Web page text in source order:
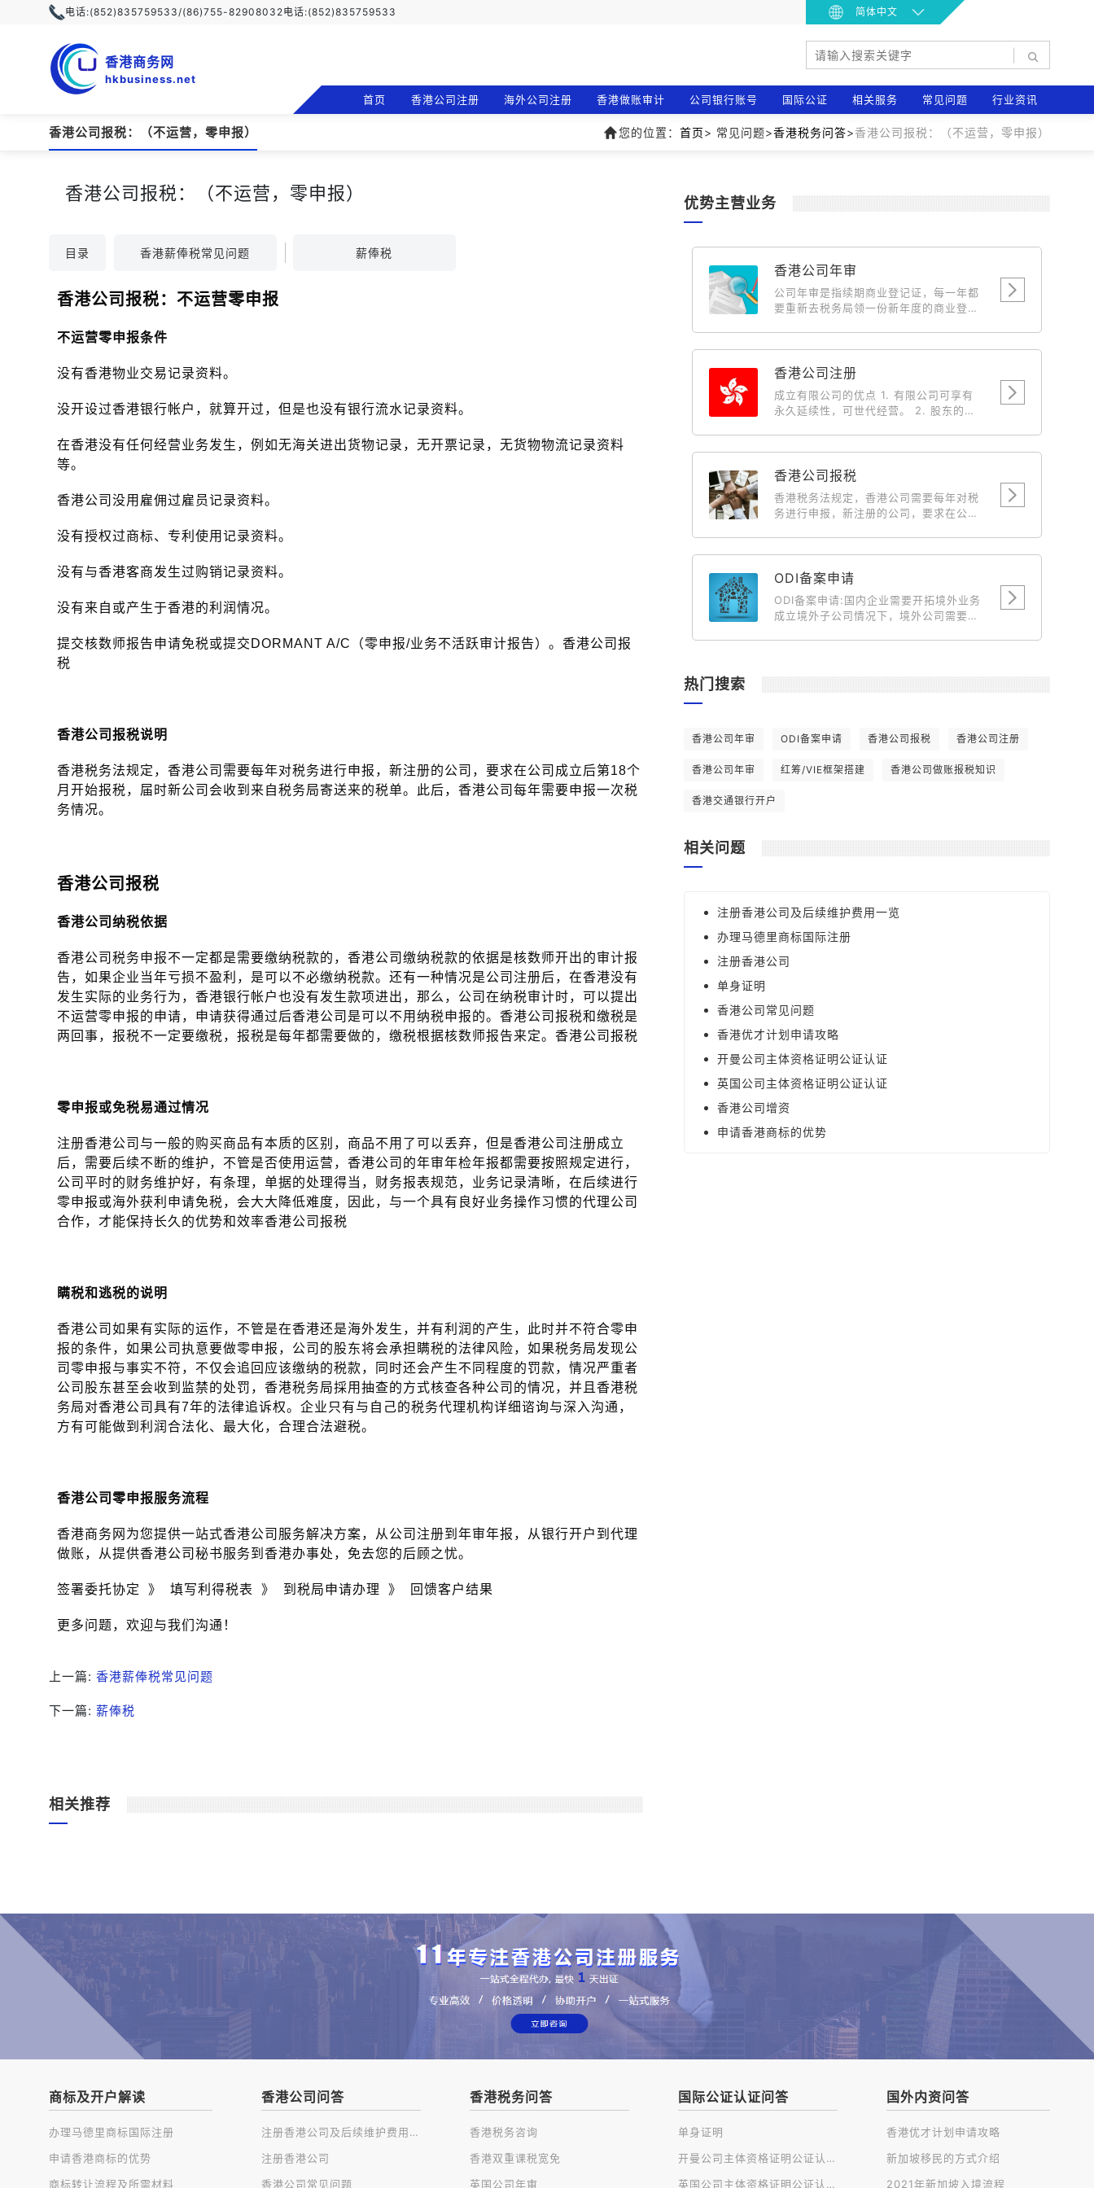
电话:(852)835759533/(86)755-82908032电话:(852)835759533 简体中文
香港商务网
hkbusiness.net
首页 香港公司注册 海外公司注册 香港做账审计 公司银行账号 国际公证 相关服务 常见问题 行业资讯
香港公司报税：（不运营，零申报） 您的位置： 首页> 常见问题>香港税务问答>香港公司报税：（不运营，零申报）
香港公司报税：（不运营，零申报）
目录 香港薪俸税常见问题 薪俸税
香港公司报税：不运营零申报
不运营零申报条件
没有香港物业交易记录资料。
没开设过香港银行帐户，就算开过，但是也没有银行流水记录资料。
在香港没有任何经营业务发生，例如无海关进出货物记录，无开票记录，无货物物流记录资料
等。
香港公司没用雇佣过雇员记录资料。
没有授权过商标、专利使用记录资料。
没有与香港客商发生过购销记录资料。
没有来自或产生于香港的利润情况。
提交核数师报告申请免税或提交DORMANT A/C（零申报/业务不活跃审计报告）。香港公司报
税
香港公司报税说明
香港税务法规定，香港公司需要每年对税务进行申报，新注册的公司，要求在公司成立后第18个
月开始报税，届时新公司会收到来自税务局寄送来的税单。此后，香港公司每年需要申报一次税
务情况。
香港公司报税
香港公司纳税依据
香港公司税务申报不一定都是需要缴纳税款的，香港公司缴纳税款的依据是核数师开出的审计报
告，如果企业当年亏损不盈利，是可以不必缴纳税款。还有一种情况是公司注册后，在香港没有
发生实际的业务行为，香港银行帐户也没有发生款项进出，那么，公司在纳税审计时，可以提出
不运营零申报的申请，申请获得通过后香港公司是可以不用纳税申报的。香港公司报税和缴税是
两回事，报税不一定要缴税，报税是每年都需要做的，缴税根据核数师报告来定。香港公司报税
零申报或免税易通过情况
注册香港公司与一般的购买商品有本质的区别，商品不用了可以丢弃，但是香港公司注册成立
后，需要后续不断的维护，不管是否使用运营，香港公司的年审年检年报都需要按照规定进行，
公司平时的财务维护好，有条理，单据的处理得当，财务报表规范，业务记录清晰，在后续进行
零申报或海外获利申请免税，会大大降低难度，因此，与一个具有良好业务操作习惯的代理公司
合作，才能保持长久的优势和效率香港公司报税
瞒税和逃税的说明
香港公司如果有实际的运作，不管是在香港还是海外发生，并有利润的产生，此时并不符合零申
报的条件，如果公司执意要做零申报，公司的股东将会承担瞒税的法律风险，如果税务局发现公
司零申报与事实不符，不仅会追回应该缴纳的税款，同时还会产生不同程度的罚款，情况严重者
公司股东甚至会收到监禁的处罚，香港税务局採用抽查的方式核查各种公司的情况，并且香港税
务局对香港公司具有7年的法律追诉权。企业只有与自己的税务代理机构详细谘询与深入沟通，
方有可能做到利润合法化、最大化，合理合法避税。
香港公司零申报服务流程
香港商务网为您提供一站式香港公司服务解决方案，从公司注册到年审年报，从银行开户到代理
做账，从提供香港公司秘书服务到香港办事处，免去您的后顾之忧。
签署委托协定 》 填写利得税表 》 到税局申请办理 》 回馈客户结果
更多问题，欢迎与我们沟通！
上一篇: 香港薪俸税常见问题
下一篇: 薪俸税
相关推荐
优势主营业务
香港公司年审
公司年审是指续期商业登记证，每一年都
要重新去税务局领一份新年度的商业登记
香港公司注册
成立有限公司的优点 1. 有限公司可享有
永久延续性，可世代经营。 2. 股东的私
各股东(投资者)之权益，因此较容易集合
资金。 4. 成立有限公司后，中国、台湾
务签証将获优先考虑。 5. 有限公司的债
务有限，经营生意上的风险，一概不会牵
7. 以有限公司经营业务，可以给与客户、
供应商及银行良好印象，有助业务发展。
成立有限公司的税务优惠 1. 可全数扣除
董事 (东主) 及其配偶之薪金可作为支出
全球最低。 6. 可全数扣除支出如楼宇和
之折旧免税额。
香港公司报税
香港税务法规定，香港公司需要每年对税
务进行申报，新注册的公司，要求在公司
港公司每年需要申报一次税务情况。
ODI备案申请
ODI备案申请:国内企业需要开拓境外业务
成立境外子公司情况下，境外公司需要国
委发起申请对这笔资金的汇出做合规合法
化说明。
热门搜索
香港公司年审 ODI备案申请 香港公司报税 香港公司注册
香港公司年审 红筹/VIE框架搭建 香港公司做账报税知识
香港交通银行开户
相关问题
注册香港公司及后续维护费用一览
办理马德里商标国际注册
注册香港公司
单身证明
香港公司常见问题
香港优才计划申请攻略
开曼公司主体资格证明公证认证
英国公司主体资格证明公证认证
香港公司增资
申请香港商标的优势
商标及开户解读
办理马德里商标国际注册
申请香港商标的优势
商标转让流程及所需材料
香港公司问答
注册香港公司及后续维护费用一览
注册香港公司
香港公司常见问题
香港税务问答
香港税务咨询
香港双重课税宽免
英国公司年审
国际公证认证问答
单身证明
开曼公司主体资格证明公证认证
英国公司主体资格证明公证认证
国外内资问答
香港优才计划申请攻略
新加坡移民的方式介绍
2021年新加坡入境流程